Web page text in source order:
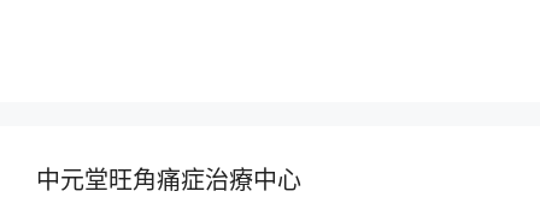
中元堂旺角痛症治療中心